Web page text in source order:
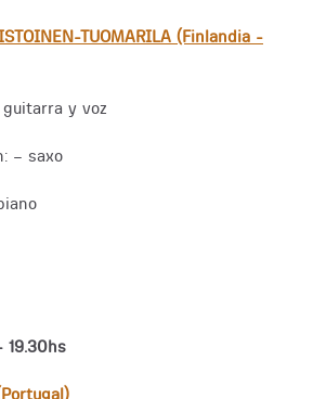
TUOMARILA (Finlandia -
y voz
– saxo
19.30hs